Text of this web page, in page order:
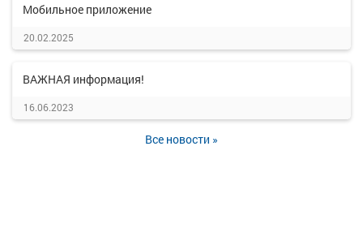
Мобильное приложение
20.02.2025
ВАЖНАЯ информация!
16.06.2023
Все новости »